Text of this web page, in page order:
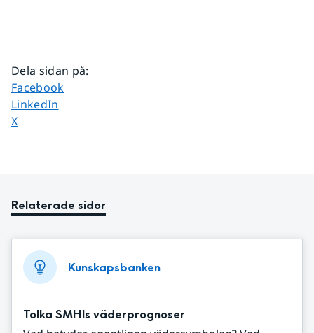
Dela sidan på:
Dela sidan på
Facebook
Dela sidan på
LinkedIn
Dela sidan på
X
Relaterade sidor
Kunskapsbanken
Tolka SMHIs väderprognoser